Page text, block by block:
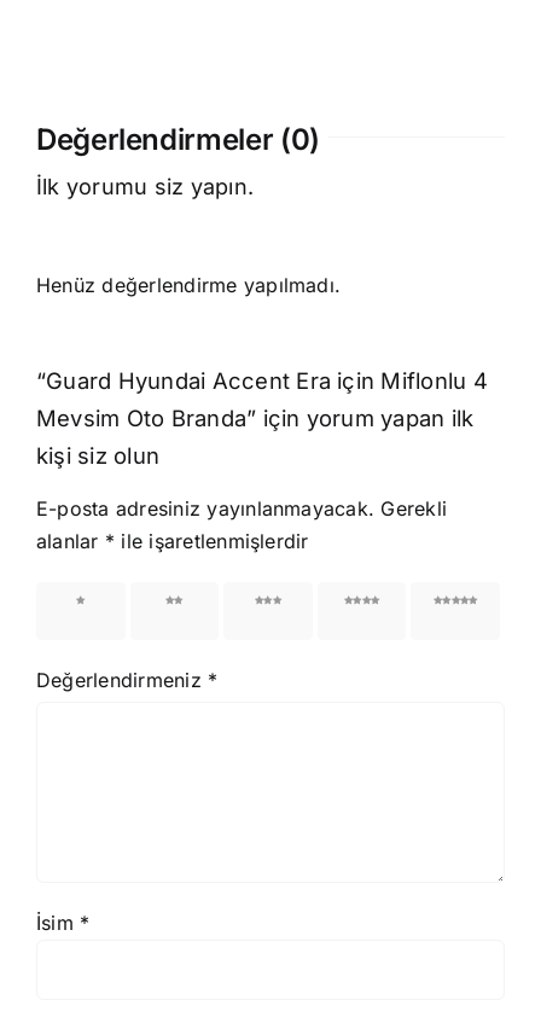
Değerlendirmeler (0)
İlk yorumu siz yapın.
Henüz değerlendirme yapılmadı.
“Guard Hyundai Accent Era için Miflonlu 4
Mevsim Oto Branda” için yorum yapan ilk
kişi siz olun
E-posta adresiniz yayınlanmayacak. Gerekli
alanlar * ile işaretlenmişlerdir
2/5
3/5
4/5
5/5
Değerlendirmeniz *
İsim *